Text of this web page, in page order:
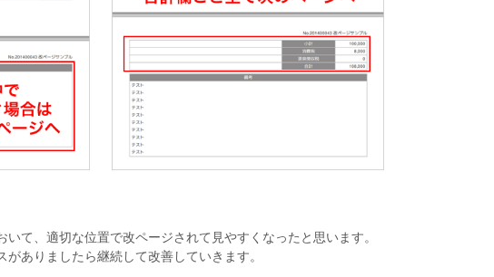
て、適切な位置で改ページされて見やすくなったと思います。
ありましたら継続して改善していきます。